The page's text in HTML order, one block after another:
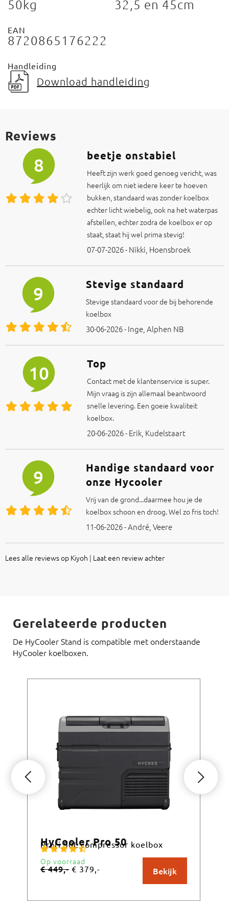
50kg 32,5 en 45cm
EAN
8720865176222
Handleiding
Download handleiding
Reviews
8 beetje onstabiel
Heeft zijn werk goed genoeg vericht, was
heerlijk om niet iedere keer te hoeven
bukken, standaard was zonder koelbox
echter licht wiebelig, ook na het waterpas
afstellen, echter zodra de koelbox er op
staat, staat hij wel prima stevig!
07-07-2026 - Nikki, Hoensbroek
9 Stevige standaard
Stevige standaard voor de bij behorende
koelbox
30-06-2026 - Inge, Alphen NB
10 Top
Contact met de klantenservice is super.
Mijn vraag is zijn allemaal beantwoord
snelle levering. Een goeie kwaliteit
koelbox.
20-06-2026 - Erik, Kudelstaart
9
Handige standaard voor
onze Hycooler
Vrij van de grond...daarmee hou je de
koelbox schoon en droog. Wel zo fris toch!
11-06-2026 - André, Veere
Lees alle reviews op Kiyoh | Laat een review achter
Gerelateerde producten
De HyCooler Stand is compatible met onderstaande
HyCooler koelboxen.
HyCooler Pro 50
Profi 50L compressor koelbox
Op voorraad
€449,- € 379,- Bekijk